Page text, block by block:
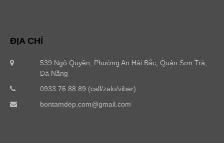
ĐỊA CHỈ
539 Ngô Quyền, Phường An Hải Bắc, Quận Sơn Trà,
Đà Nẵng
0933.76.88.89 (call/zalo/viber)
bontamdep.com@gmail.com